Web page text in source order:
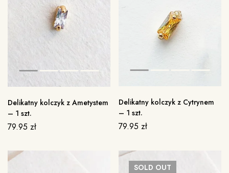
Delikatny kolczyk z Ametystem
– 1 szt.
79.95 zł
Delikatny kolczyk z Cytrynem
– 1 szt.
79.95 zł
SOLD OUT